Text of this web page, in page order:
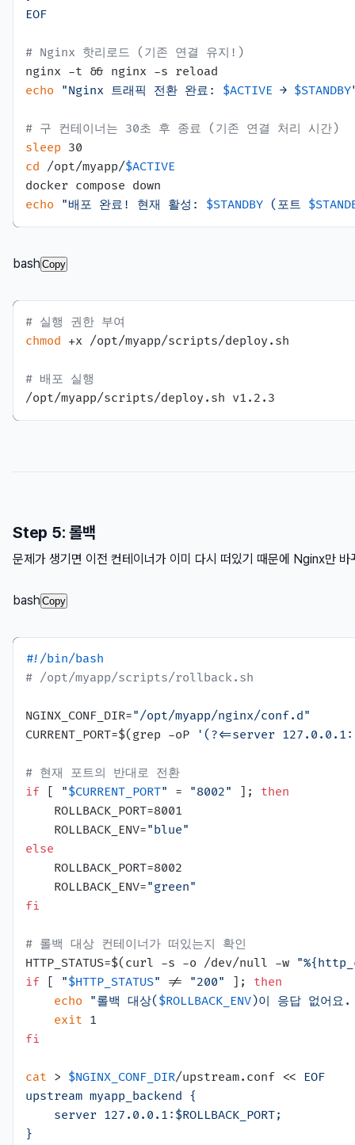
EOF
# Nginx 핫리로드 (기존 연결 유지!)
echo
"Nginx 트래픽 전환 완료: $ACTIVE → $STANDBY
# 구 컨테이너는 30초 후 종료 (기존 연결 처리 시간)
sleep
cd /opt/myapp/$ACTIVE
echo
"배포 완료! 현재 활성: $STANDBY (포트
bash Copy
# 실행 권한 부여
chmod +x /opt/myapp/scripts/deploy.sh
# 배포 실행
Step 5: 롤백
문제가 생기면 이전 컨테이너가 이미 다시 떠있기 때문에 Nginx만 바
bash Copy
#!/bin/bash
# /opt/myapp/scripts/rollback.sh
NGINX_CONF_DIR="/opt/myapp/nginx/conf.d"
CURRENT_PORT=$(grep -oP
'(?<=server
# 현재 포트의 반대로 전환
if
"$CURRENT_PORT" = "8002" ]; then
    ROLLBACK_PORT=8001
    ROLLBACK_ENV=
"blue"
else
    ROLLBACK_PORT=8002
    ROLLBACK_ENV=
"green"
fi
# 롤백 대상 컨테이너가 떠있는지 확인
HTTP_STATUS=$(curl -s -o /dev/null -w
if
"$HTTP_STATUS" != "200" ]; then
echo
"롤백 대상( $ROLLBACK_ENV)이 응답 없어요.
exit
fi
cat > $NGINX_CONF_DIR/upstream.conf <<
EOF
upstream myapp_backend {
    server 127.0.0.1:$ROLLBACK_PORT;
}